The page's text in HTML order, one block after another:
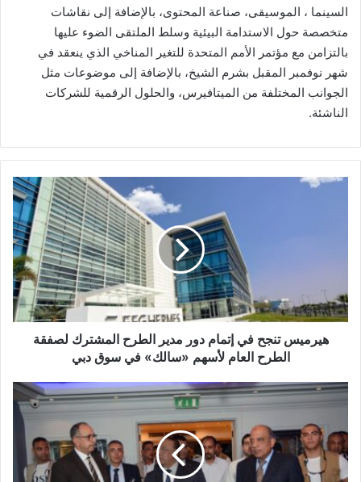
السينما ، الموسيقى، صناعة المحتوى، بالإضافة إلى نقاشات
متخصصة حول الاستدامة البيئية وسلط الملتقى الضوء عليها
بالتزامن مع مؤتمر الأمم المتحدة للتغير المناخي الذي ينعقد في
شهر نوفمبر المقبل بشرم الشيخ، بالإضافة إلى موضوعات مثل
الجوانب المختلفة من الميتافيرس، والحلول الرقمية للشركات
الناشئة.
هيرميس
المشترك
لصفقة
الطرح
«سالك»
في
دبي
هيرميس تنجح في إتمام دور مدير الطرح المشترك لصفقة
الطرح العام لأسهم «سالك» في سوق دبي
وزير
الأعمال
العام
ومحافظ
الإسكندرية